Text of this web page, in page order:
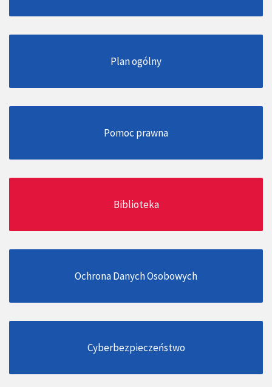
Plan ogólny
Pomoc prawna
Biblioteka
Ochrona Danych Osobowych
Cyberbezpieczeństwo